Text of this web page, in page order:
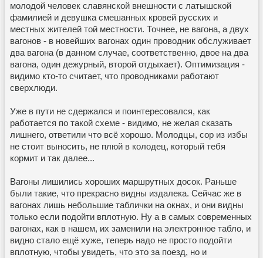
молодой человек славянской внешности с латышской
фамилией и девушка смешанных кровей русских и
местных жителей той местности. Точнее, не вагона, а двух
вагонов - в новейших вагонах один проводник обслуживает
два вагона (в данном случае, соответственно, двое на два
вагона, один дежурный, второй отдыхает). Оптимизация -
видимо кто-то считает, что проводниками работают
сверхлюди.
Уже в пути не сдержался и поинтересовался, как
работается по такой схеме - видимо, не желая сказать
лишнего, ответили что всё хорошо. Молодцы, сор из избы
не стоит выносить, не плюй в колодец, который тебя
кормит и так далее...
Вагоны лишились хороших маршрутных досок. Раньше
были такие, что прекрасно видны издалека. Сейчас же в
вагонах лишь небольшие таблички на окнах, и они видны
только если подойти вплотную. Ну а в самых современных
вагонах, как в нашем, их заменили на электронное табло, и
видно стало ещё хуже, теперь надо не просто подойти
вплотную, чтобы увидеть, что это за поезд, но и